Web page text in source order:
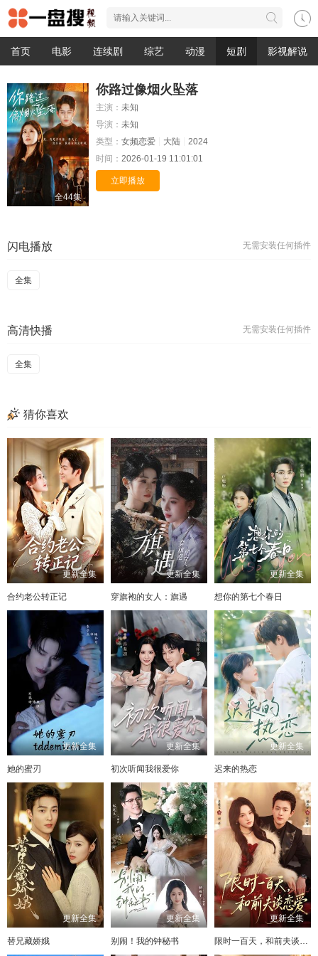
首页 电影 连续剧 综艺 动漫 短剧 影视解说
全44集
你路过像烟火坠落
主演： 未知
导演： 未知
类型： 女频恋爱 大陆
2024
时间： 2026-01-19 11:01:01
立即播放
无需安装任何插件
闪电播放
全集
无需安装任何插件
高清快播
全集
猜你喜欢
更新全集
合约老公转正记
更新全集
穿旗袍的女人：旗遇
更新全集
想你的第七个春日
更新全集
她的蜜刃
更新全集
初次听闻我很爱你
更新全集
迟来的热恋
更新全集
替兄藏娇娥
更新全集
别闹！我的钟秘书
更新全集
限时一百天，和前夫谈恋爱